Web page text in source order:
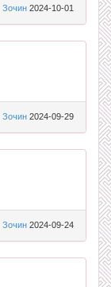
Зочин 2024-10-01
Зочин 2024-09-29
Зочин 2024-09-24